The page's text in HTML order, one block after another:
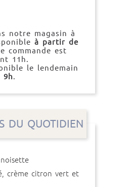
notre magasin à
à partir de
commande est
11h.
le lendemain
9h.
DU QUOTIDIEN
crème citron vert et